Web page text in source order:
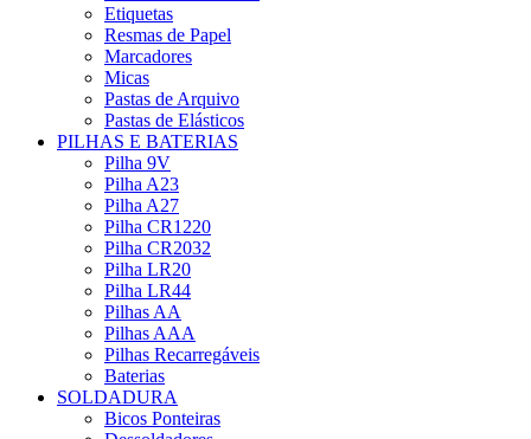
Etiquetas
Resmas de Papel
Marcadores
Micas
Pastas de Arquivo
Pastas de Elásticos
PILHAS E BATERIAS
Pilha 9V
Pilha A23
Pilha A27
Pilha CR1220
Pilha CR2032
Pilha LR20
Pilha LR44
Pilhas AA
Pilhas AAA
Pilhas Recarregáveis
Baterias
SOLDADURA
Bicos Ponteiras